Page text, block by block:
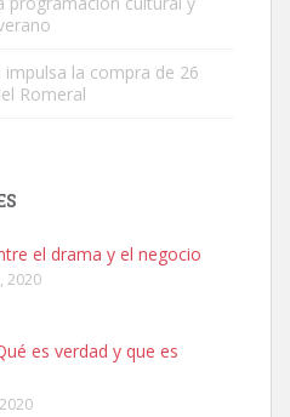
impulsa la compra de 26
Romeral
el drama y el negocio
2020
es verdad y que es